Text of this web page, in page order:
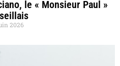
le « Monsieur Paul »
2026